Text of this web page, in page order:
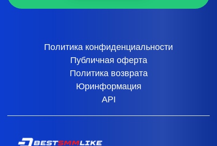
Политика конфиденциальности
Публичная оферта
Политика возврата
Юринформация
API